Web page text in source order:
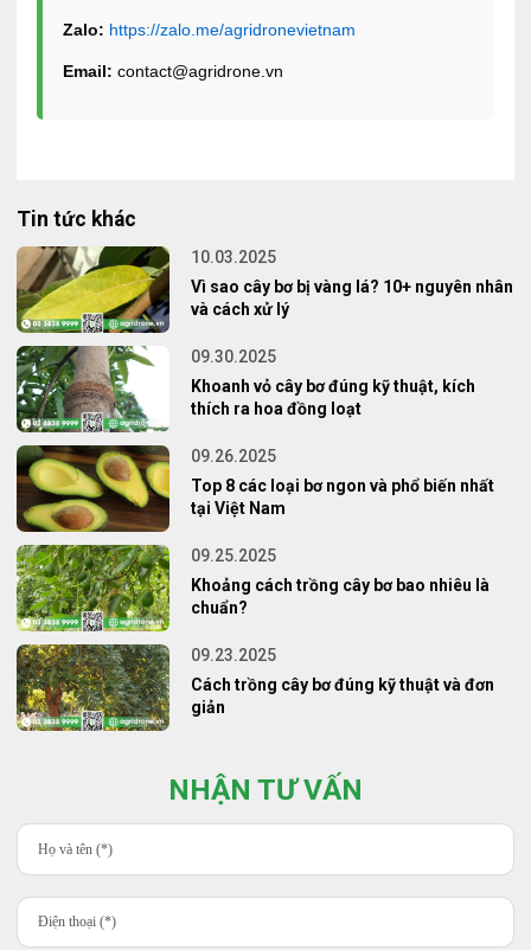
Zalo: https://zalo.me/agridronevietnam
Email: contact@agridrone.vn
Tin tức khác
10.03.2025
Vì sao cây bơ bị vàng lá? 10+ nguyên nhân
và cách xử lý
09.30.2025
Khoanh vỏ cây bơ đúng kỹ thuật, kích
thích ra hoa đồng loạt
09.26.2025
Top 8 các loại bơ ngon và phổ biến nhất
tại Việt Nam
09.25.2025
Khoảng cách trồng cây bơ bao nhiêu là
chuẩn?
09.23.2025
Cách trồng cây bơ đúng kỹ thuật và đơn
giản
NHẬN TƯ VẤN